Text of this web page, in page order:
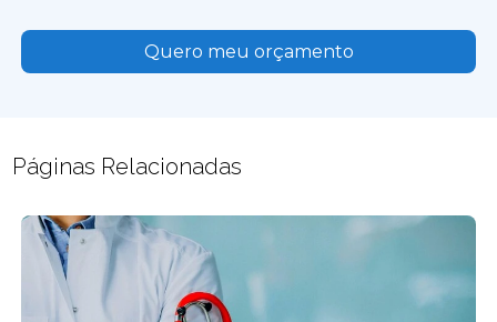
Quero meu orçamento
Páginas Relacionadas